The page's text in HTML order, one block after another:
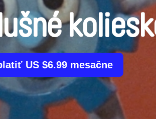
US $6.99 mesačne